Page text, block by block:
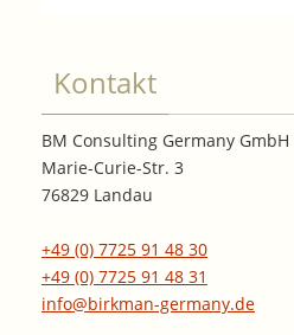
Kontakt
BM Consulting Germany GmbH
Marie-Curie-Str. 3
76829 Landau
+49 (0) 7725 91 48 30
+49 (0) 7725 91 48 31
info@birkman-germany.de